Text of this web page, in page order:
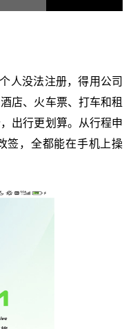
人没法注册，得用公司
店、火车票、打车和租
出行更划算。从行程申
签，全都能在手机上操